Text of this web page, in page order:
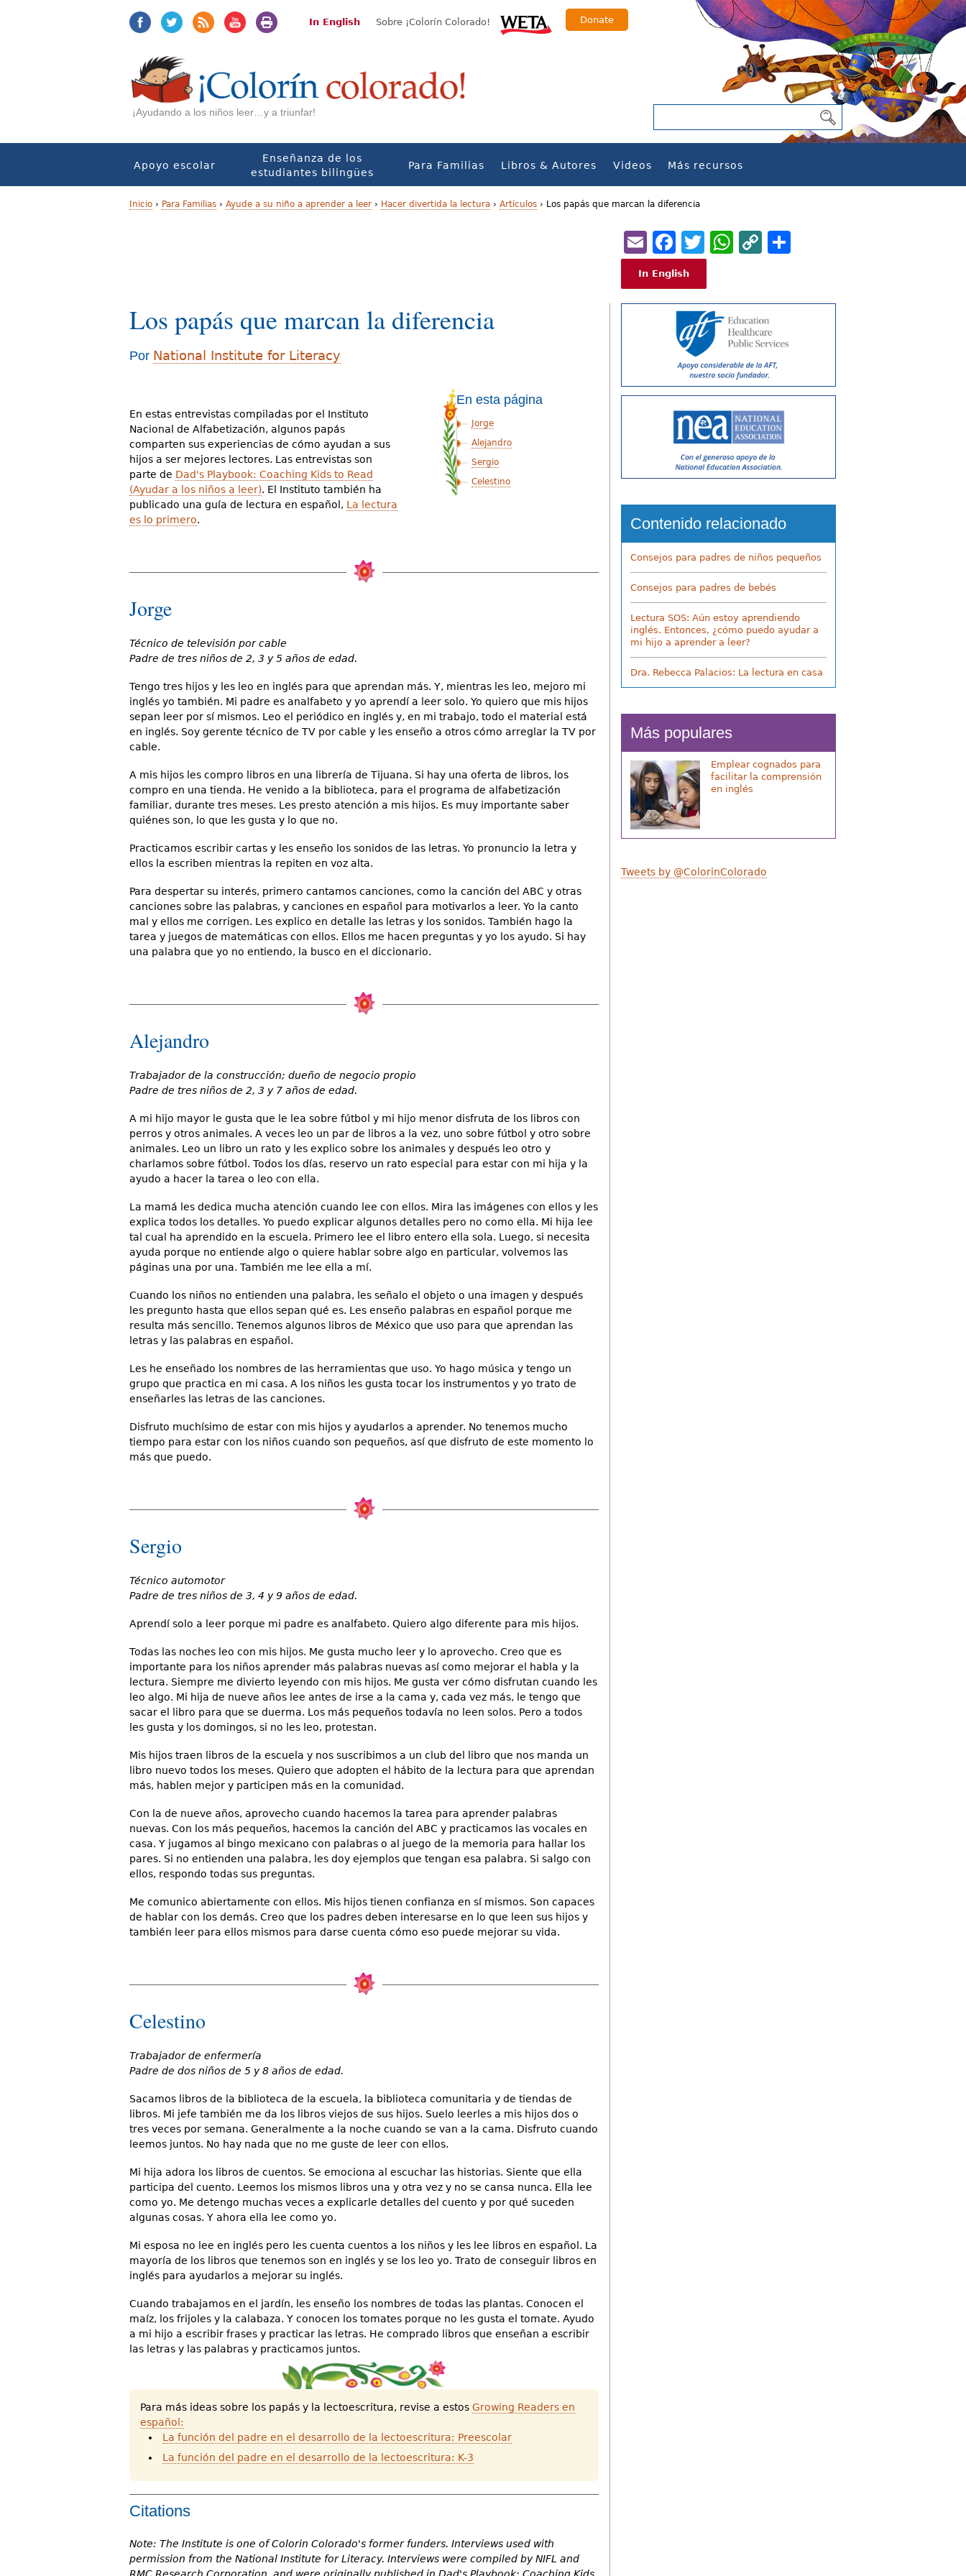
In English Sobre ¡Colorín Colorado! Donate
¡Ayudando a los niños leer…y a triunfar!
Apoyo escolar
Enseñanza de los
estudiantes bilingües
Para Familias Libros & Autores Videos Más recursos
e
e
t
á
a
q
u
Inicio › Para Familias › Ayude a su niño a aprender a leer › Hacer divertida la lectura › Artículos › Los papás que marcan la diferencia
EmailFacebook
Twitter
WhatsApp
Copy
In English
Los papás que marcan la diferencia
Por National Institute for Literacy
En esta página
Jorge
Alejandro
Sergio
Celestino
En estas entrevistas compiladas por el Instituto
Nacional de Alfabetización, algunos papás
comparten sus experiencias de cómo ayudan a sus
hijos a ser mejores lectores. Las entrevistas son
parte de Dad's Playbook: Coaching Kids to Read
(Ayudar a los niños a leer). El Instituto también ha
publicado una guía de lectura en español, La lectura
es lo primero.
Jorge
Técnico de televisión por cable
Padre de tres niños de 2, 3 y 5 años de edad.
Tengo tres hijos y les leo en inglés para que aprendan más. Y, mientras les leo, mejoro mi
inglés yo también. Mi padre es analfabeto y yo aprendí a leer solo. Yo quiero que mis hijos
sepan leer por sí mismos. Leo el periódico en inglés y, en mi trabajo, todo el material está
en inglés. Soy gerente técnico de TV por cable y les enseño a otros cómo arreglar la TV por
cable.
A mis hijos les compro libros en una librería de Tijuana. Si hay una oferta de libros, los
compro en una tienda. He venido a la biblioteca, para el programa de alfabetización
familiar, durante tres meses. Les presto atención a mis hijos. Es muy importante saber
quiénes son, lo que les gusta y lo que no.
Practicamos escribir cartas y les enseño los sonidos de las letras. Yo pronuncio la letra y
ellos la escriben mientras la repiten en voz alta.
Para despertar su interés, primero cantamos canciones, como la canción del ABC y otras
canciones sobre las palabras, y canciones en español para motivarlos a leer. Yo la canto
mal y ellos me corrigen. Les explico en detalle las letras y los sonidos. También hago la
tarea y juegos de matemáticas con ellos. Ellos me hacen preguntas y yo los ayudo. Si hay
una palabra que yo no entiendo, la busco en el diccionario.
Alejandro
Trabajador de la construcción; dueño de negocio propio
Padre de tres niños de 2, 3 y 7 años de edad.
A mi hijo mayor le gusta que le lea sobre fútbol y mi hijo menor disfruta de los libros con
perros y otros animales. A veces leo un par de libros a la vez, uno sobre fútbol y otro sobre
animales. Leo un libro un rato y les explico sobre los animales y después leo otro y
charlamos sobre fútbol. Todos los días, reservo un rato especial para estar con mi hija y la
ayudo a hacer la tarea o leo con ella.
La mamá les dedica mucha atención cuando lee con ellos. Mira las imágenes con ellos y les
explica todos los detalles. Yo puedo explicar algunos detalles pero no como ella. Mi hija lee
tal cual ha aprendido en la escuela. Primero lee el libro entero ella sola. Luego, si necesita
ayuda porque no entiende algo o quiere hablar sobre algo en particular, volvemos las
páginas una por una. También me lee ella a mí.
Cuando los niños no entienden una palabra, les señalo el objeto o una imagen y después
les pregunto hasta que ellos sepan qué es. Les enseño palabras en español porque me
resulta más sencillo. Tenemos algunos libros de México que uso para que aprendan las
letras y las palabras en español.
Les he enseñado los nombres de las herramientas que uso. Yo hago música y tengo un
grupo que practica en mi casa. A los niños les gusta tocar los instrumentos y yo trato de
enseñarles las letras de las canciones.
Disfruto muchísimo de estar con mis hijos y ayudarlos a aprender. No tenemos mucho
tiempo para estar con los niños cuando son pequeños, así que disfruto de este momento lo
más que puedo.
Sergio
Técnico automotor
Padre de tres niños de 3, 4 y 9 años de edad.
Aprendí solo a leer porque mi padre es analfabeto. Quiero algo diferente para mis hijos.
Todas las noches leo con mis hijos. Me gusta mucho leer y lo aprovecho. Creo que es
importante para los niños aprender más palabras nuevas así como mejorar el habla y la
lectura. Siempre me divierto leyendo con mis hijos. Me gusta ver cómo disfrutan cuando les
leo algo. Mi hija de nueve años lee antes de irse a la cama y, cada vez más, le tengo que
sacar el libro para que se duerma. Los más pequeños todavía no leen solos. Pero a todos
les gusta y los domingos, si no les leo, protestan.
Mis hijos traen libros de la escuela y nos suscribimos a un club del libro que nos manda un
libro nuevo todos los meses. Quiero que adopten el hábito de la lectura para que aprendan
más, hablen mejor y participen más en la comunidad.
Con la de nueve años, aprovecho cuando hacemos la tarea para aprender palabras
nuevas. Con los más pequeños, hacemos la canción del ABC y practicamos las vocales en
casa. Y jugamos al bingo mexicano con palabras o al juego de la memoria para hallar los
pares. Si no entienden una palabra, les doy ejemplos que tengan esa palabra. Si salgo con
ellos, respondo todas sus preguntas.
Me comunico abiertamente con ellos. Mis hijos tienen confianza en sí mismos. Son capaces
de hablar con los demás. Creo que los padres deben interesarse en lo que leen sus hijos y
también leer para ellos mismos para darse cuenta cómo eso puede mejorar su vida.
Celestino
Trabajador de enfermería
Padre de dos niños de 5 y 8 años de edad.
Sacamos libros de la biblioteca de la escuela, la biblioteca comunitaria y de tiendas de
libros. Mi jefe también me da los libros viejos de sus hijos. Suelo leerles a mis hijos dos o
tres veces por semana. Generalmente a la noche cuando se van a la cama. Disfruto cuando
leemos juntos. No hay nada que no me guste de leer con ellos.
Mi hija adora los libros de cuentos. Se emociona al escuchar las historias. Siente que ella
participa del cuento. Leemos los mismos libros una y otra vez y no se cansa nunca. Ella lee
como yo. Me detengo muchas veces a explicarle detalles del cuento y por qué suceden
algunas cosas. Y ahora ella lee como yo.
Mi esposa no lee en inglés pero les cuenta cuentos a los niños y les lee libros en español. La
mayoría de los libros que tenemos son en inglés y se los leo yo. Trato de conseguir libros en
inglés para ayudarlos a mejorar su inglés.
Cuando trabajamos en el jardín, les enseño los nombres de todas las plantas. Conocen el
maíz, los frijoles y la calabaza. Y conocen los tomates porque no les gusta el tomate. Ayudo
a mi hijo a escribir frases y practicar las letras. He comprado libros que enseñan a escribir
las letras y las palabras y practicamos juntos.
Para más ideas sobre los papás y la lectoescritura, revise a estos Growing Readers en
español:
La función del padre en el desarrollo de la lectoescritura: Preescolar
La función del padre en el desarrollo de la lectoescritura: K-3
Citations
Note: The Institute is one of Colorin Colorado's former funders. Interviews used with
permission from the National Institute for Literacy. Interviews were compiled by NIFL and
RMC Research Corporation, and were originally published in Dad's Playbook: Coaching Kids
Contenido relacionado
Consejos para padres de niños pequeños
Consejos para padres de bebés
Lectura SOS: Aún estoy aprendiendo
inglés. Entonces, ¿cómo puedo ayudar a
mi hijo a aprender a leer?
Dra. Rebecca Palacios: La lectura en casa
Más populares
Emplear cognados para
facilitar la comprensión
en inglés
Tweets by @ColorinColorado